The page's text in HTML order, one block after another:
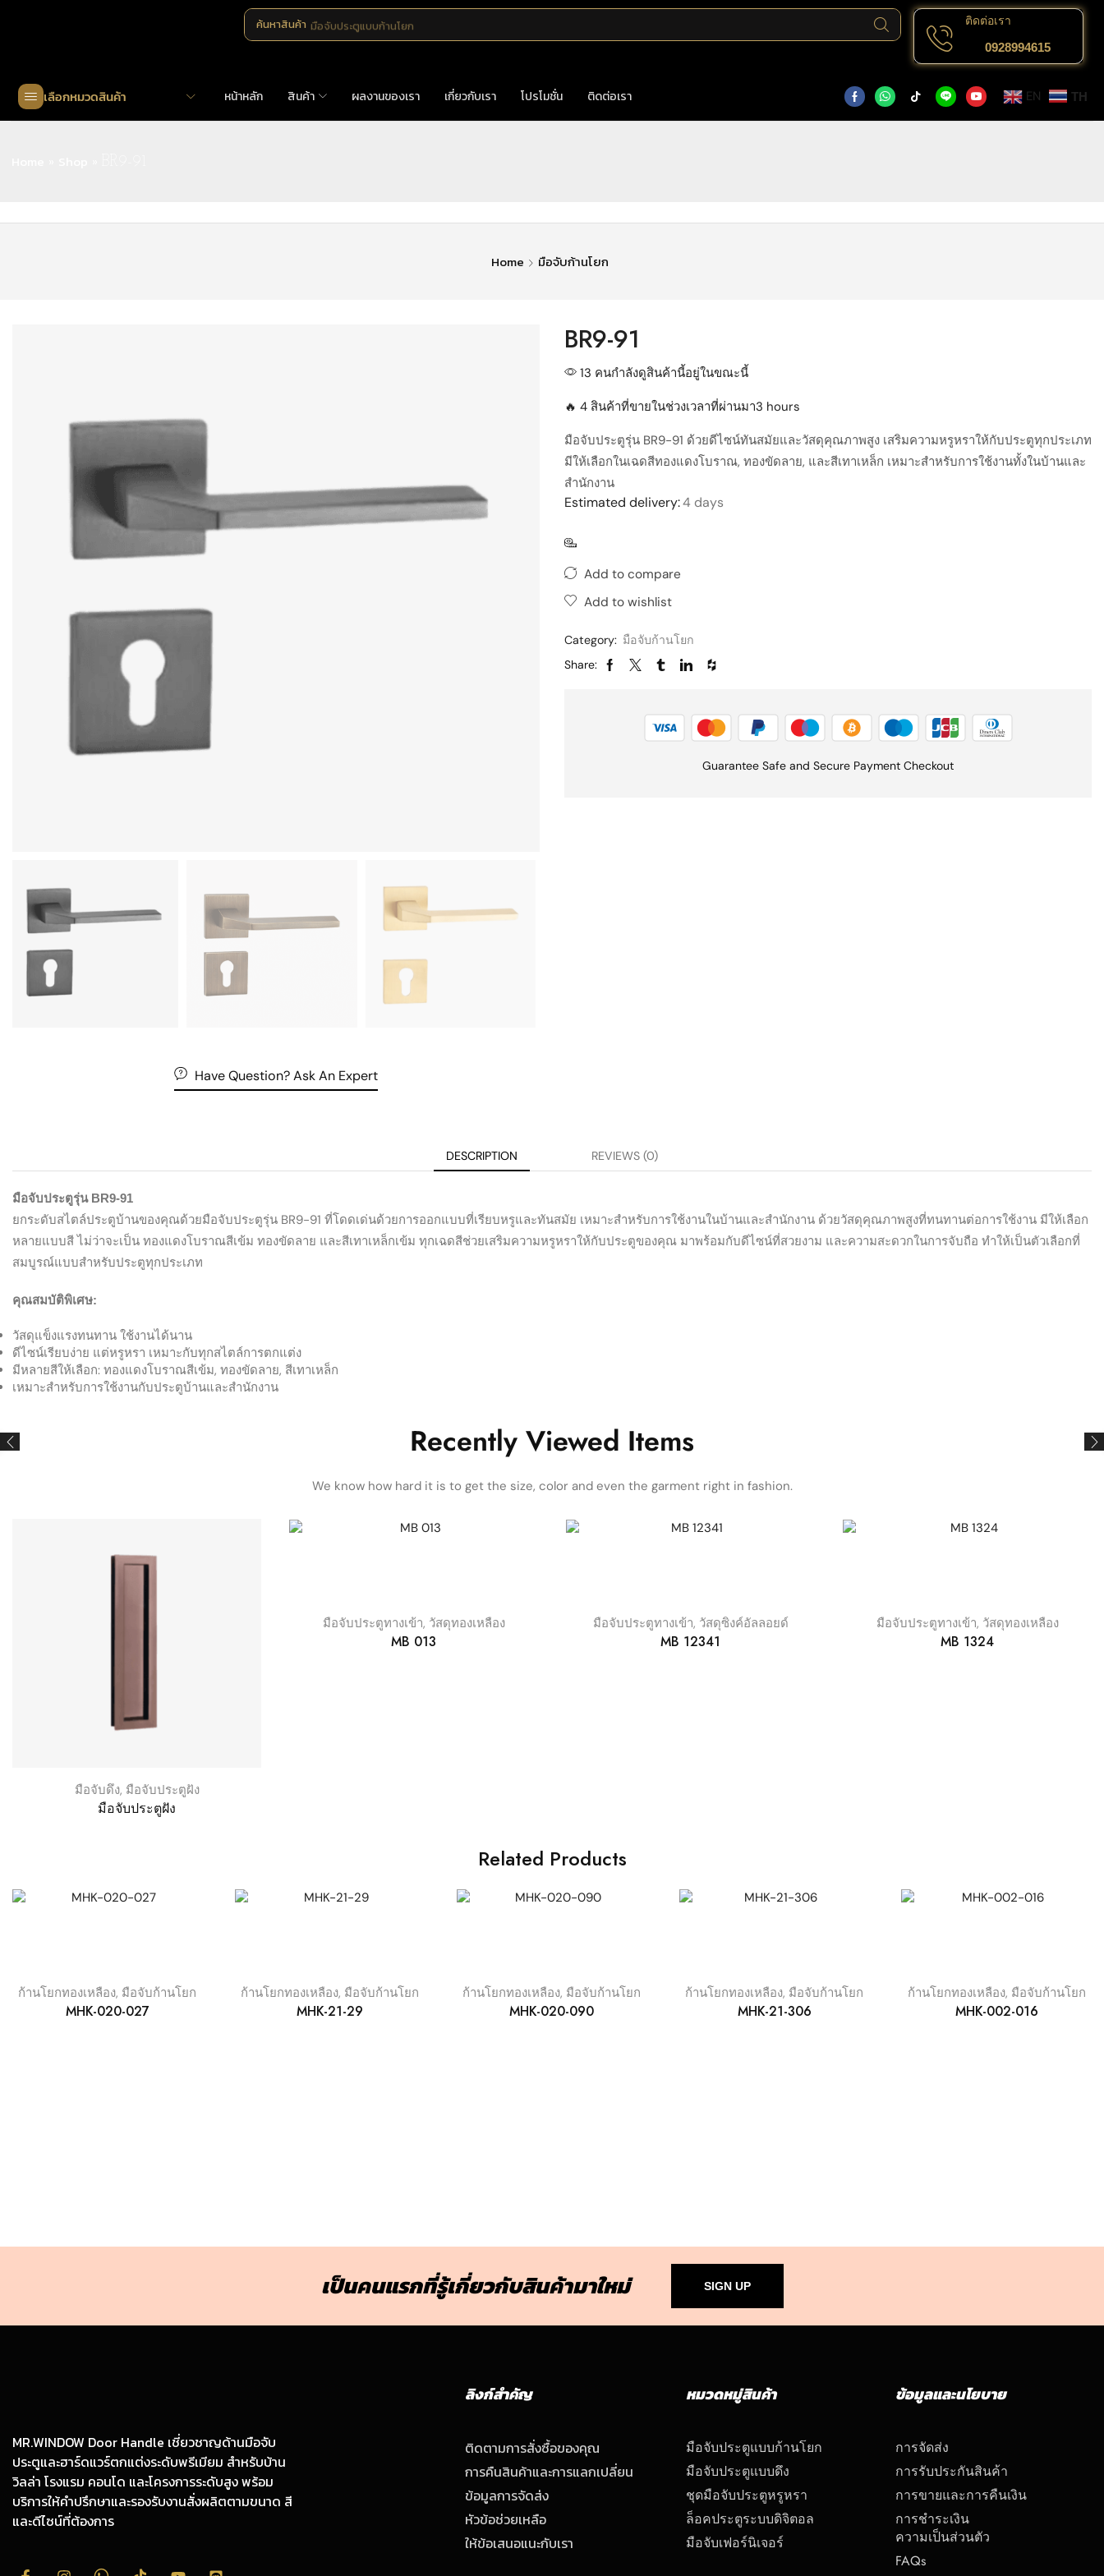
ค้นหาสินค้า มือจับประตูแบบก้านโยก ติดต่อเรา
0928994615
เลือกหมวดสินค้า หน้าหลัก สินค้า ผลงานของเรา เกี่ยวกับเรา โปรโมชั่น ติดต่อเรา EN TH
Home มือจับก้านโยก
Have Question? Ask An Expert
BR9-91
13 คนกำลังดูสินค้านี้อยู่ในขณะนี้
🔥 4 สินค้าที่ขายในช่วงเวลาที่ผ่านมา3 hours
มือจับประตูรุ่น BR9-91 ด้วยดีไซน์ทันสมัยและวัสดุคุณภาพสูง เสริมความหรูหราให้กับประตูทุกประเภท
มีให้เลือกในเฉดสีทองแดงโบราณ, ทองขัดลาย, และสีเทาเหล็ก เหมาะสำหรับการใช้งานทั้งในบ้านและ
สำนักงาน
Estimated delivery:4 days
Add to compare
Add to wishlist
Category: มือจับก้านโยก
Share:
Guarantee Safe and Secure Payment Checkout
DESCRIPTION REVIEWS (0)
มือจับประตูรุ่น BR9-91
ยกระดับสไตล์ประตูบ้านของคุณด้วยมือจับประตูรุ่น BR9-91 ที่โดดเด่นด้วยการออกแบบที่เรียบหรูและทันสมัย เหมาะสำหรับการใช้งานในบ้านและสำนักงาน ด้วยวัสดุคุณภาพสูงที่ทนทานต่อการใช้งาน มีให้เลือก
หลายแบบสี ไม่ว่าจะเป็น ทองแดงโบราณสีเข้ม ทองขัดลาย และสีเทาเหล็กเข้ม ทุกเฉดสีช่วยเสริมความหรูหราให้กับประตูของคุณ มาพร้อมกับดีไซน์ที่สวยงาม และความสะดวกในการจับถือ ทำให้เป็นตัวเลือกที่
สมบูรณ์แบบสำหรับประตูทุกประเภท
คุณสมบัติพิเศษ:
วัสดุแข็งแรงทนทาน ใช้งานได้นาน
ดีไซน์เรียบง่าย แต่หรูหรา เหมาะกับทุกสไตล์การตกแต่ง
มีหลายสีให้เลือก: ทองแดงโบราณสีเข้ม, ทองขัดลาย, สีเทาเหล็ก
เหมาะสำหรับการใช้งานกับประตูบ้านและสำนักงาน
Recently Viewed Items
We know how hard it is to get the size, color and even the garment right in fashion.
มือจับดึง, มือจับประตูฝัง
มือจับประตูฝัง
มือจับประตูทางเข้า, วัสดุทองเหลือง
MB 013
มือจับประตูทางเข้า, วัสดุซิงค์อัลลอยด์
MB 12341
มือจับประตูทางเข้า, วัสดุทองเหลือง
MB 1324
Related Products
ก้านโยกทองเหลือง, มือจับก้านโยก
MHK-020-027
ก้านโยกทองเหลือง, มือจับก้านโยก
MHK-21-29
ก้านโยกทองเหลือง, มือจับก้านโยก
MHK-020-090
ก้านโยกทองเหลือง, มือจับก้านโยก
MHK-21-306
ก้านโยกทองเหลือง, มือจับก้านโยก
MHK-002-016
เป็นคนแรกที่รู้เกี่ยวกับสินค้ามาใหม่ SIGN UP
MR.WINDOW Door Handle เชี่ยวชาญด้านมือจับ
ประตูและฮาร์ดแวร์ตกแต่งระดับพรีเมียม สำหรับบ้าน
วิลล่า โรงแรม คอนโด และโครงการระดับสูง พร้อม
บริการให้คำปรึกษาและรองรับงานสั่งผลิตตามขนาด สี
และดีไซน์ที่ต้องการ
ลิงก์สำคัญ
ติดตามการสั่งซื้อของคุณ
การคืนสินค้าและการแลกเปลี่ยน
ข้อมูลการจัดส่ง
หัวข้อช่วยเหลือ
ให้ข้อเสนอแนะกับเรา
หมวดหมู่สินค้า
มือจับประตูแบบก้านโยก
มือจับประตูแบบดึง
ชุดมือจับประตูหรูหรา
ล็อคประตูระบบดิจิตอล
มือจับเฟอร์นิเจอร์
ข้อมูลและนโยบาย
การจัดส่ง
การรับประกันสินค้า
การขายและการคืนเงิน
การชำระเงิน
ความเป็นส่วนตัว
FAQs